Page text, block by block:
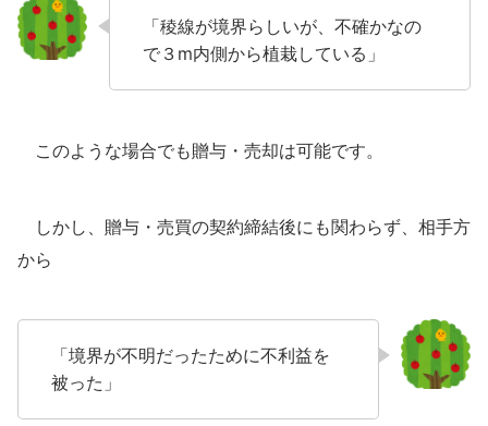
「稜線が境界らしいが、不確かなの
で３m内側から植栽している」
このような場合でも贈与・売却は可能です。
しかし、贈与・売買の契約締結後にも関わらず、相手方
から
「境界が不明だったために不利益を
被った」